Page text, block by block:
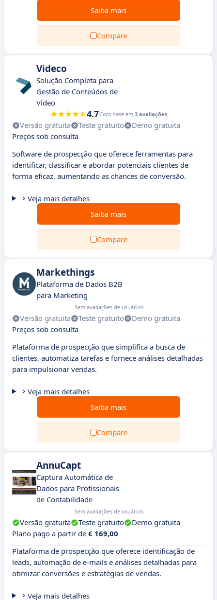
Saiba mais
Compare
Videco
Solução Completa para
Gestão de Conteúdos de
Vídeo
4.7Com base em 3 avaliações
Versão gratuita Teste gratuito
Demo gratuita
Preços sob consulta
Software de prospecção que oferece ferramentas para
identificar, classificar e abordar potenciais clientes de
forma eficaz, aumentando as chances de conversão.
Veja mais detalhes
Saiba mais
Compare
Markethings
Plataforma de Dados B2B
para Marketing
Sem avaliações de usuários
Versão gratuita Teste gratuito
Demo gratuita
Preços sob consulta
Plataforma de prospecção que simplifica a busca de
clientes, automatiza tarefas e fornece análises detalhadas
para impulsionar vendas.
Veja mais detalhes
Saiba mais
Compare
AnnuCapt
Captura Automática de
Dados para Profissionais
de Contabilidade
Sem avaliações de usuários
Versão gratuita Teste gratuito
Demo gratuita
Plano pago a partir de € 169,00
Plataforma de prospecção que oferece identificação de
leads, automação de e-mails e análises detalhadas para
otimizar conversões e estratégias de vendas.
Veja mais detalhes